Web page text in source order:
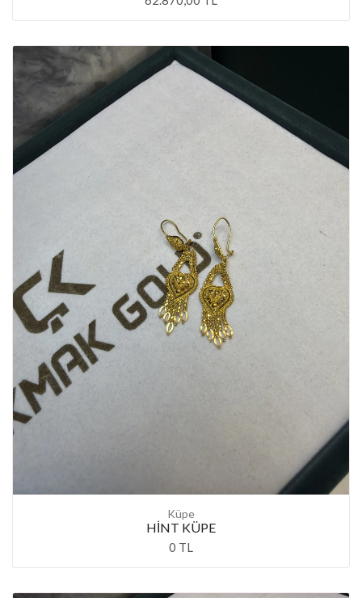
Küpe
HİNT KÜPE
0 TL